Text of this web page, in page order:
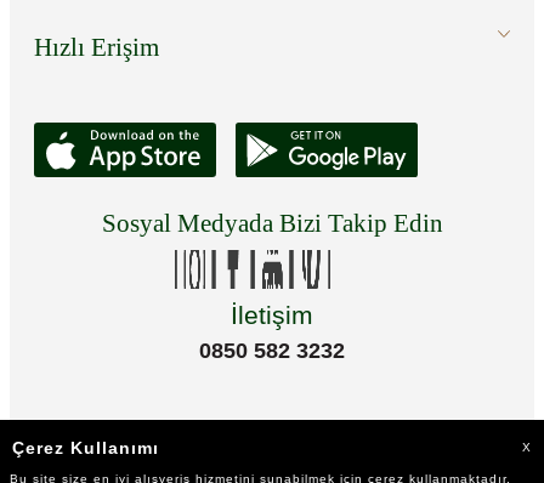
Hızlı Erişim
Sosyal Medyada Bizi Takip Edin
İletişim
0850 582 3232
Çerez Kullanımı X
Bu site size en iyi alışveriş hizmetini sunabilmek için çerez kullanmaktadır.